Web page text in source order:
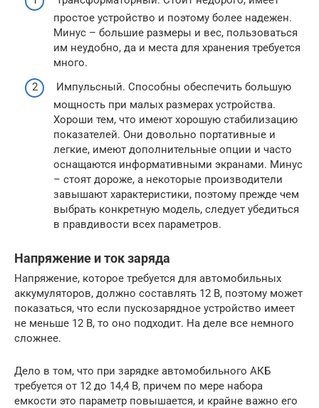
простое устройство и поэтому более надежен.
Минус – большие размеры и вес, пользоваться
им неудобно, да и места для хранения требуется
много.
Импульсный. Способны обеспечить большую
мощность при малых размерах устройства.
Хороши тем, что имеют хорошую стабилизацию
показателей. Они довольно портативные и
легкие, имеют дополнительные опции и часто
оснащаются информативными экранами. Минус
– стоят дороже, а некоторые производители
завышают характеристики, поэтому прежде чем
выбрать конкретную модель, следует убедиться
в правдивости всех параметров.
Напряжение и ток заряда
Напряжение, которое требуется для автомобильных
аккумуляторов, должно составлять 12 В, поэтому может
показаться, что если пускозарядное устройство имеет
не меньше 12 В, то оно подходит. На деле все немного
сложнее.
Дело в том, что при зарядке автомобильного АКБ
требуется от 12 до 14,4 В, причем по мере набора
емкости это параметр повышается, и крайне важно его